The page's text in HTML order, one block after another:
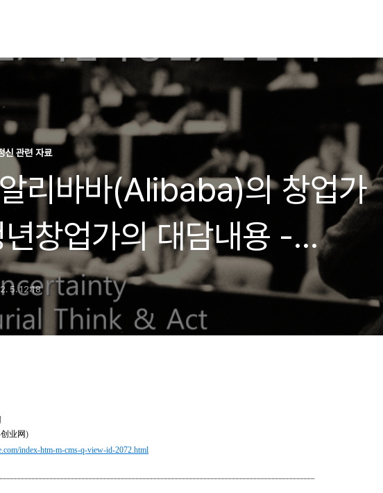
관련 자료
리바바(Alibaba)의 창업가
창업가의 대담내용 -
세계일주
5. 12:18
业网)
index-htm-m-cms-q-view-id-2072.html